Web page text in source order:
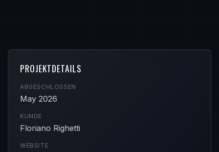
PROJEKTDETAILS
ABGESCHLOSSEN
May 2026
KUNDE
Floriano Righetti
WEBSITE